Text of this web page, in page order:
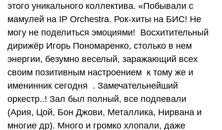
этого уникального коллектива. «Побывали с
мамулей на IP Orchestra. Рок-хиты на БИС! Не
могу не поделиться эмоциями! Восхитительный
дирижёр Игорь Пономаренко, столько в нем
энергии, безумно веселый, заражающий всех
своим позитивным настроением к тому же и
именинник сегодня . Замечательнейший
оркестр..! Зал был полный, все подпевали
(Ария, Цой, Бон Джови, Металлика, Нирвана и
многие др). Много и громко хлопали, даже